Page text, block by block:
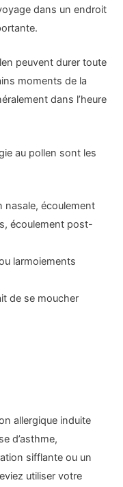
dans un endroit
peuvent durer toute
moments de la
dans l’heure
au pollen sont les
nasale, écoulement
écoulement post-
larmoiements
de se moucher
allergique induite
d’asthme,
sifflante ou un
utiliser votre